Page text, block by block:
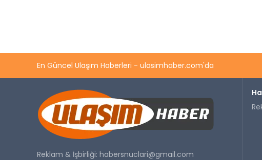
En Güncel Ulaşım Haberleri - ulasimhaber.com'da
Reklam & İşbirliği: habersnuclari@gmail.com